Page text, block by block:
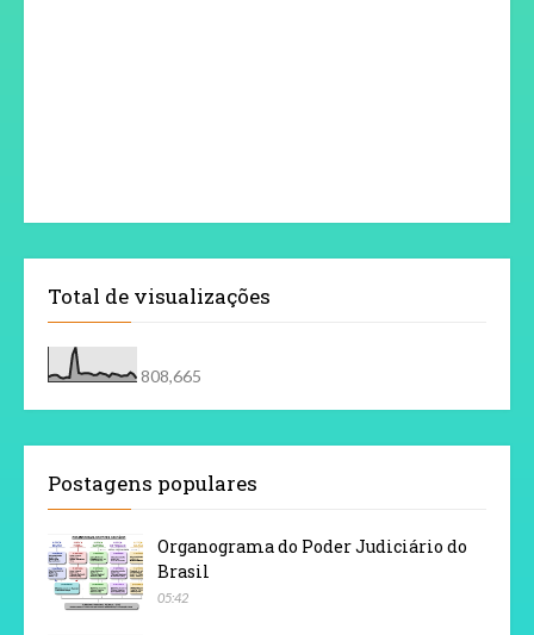
Total de visualizações
808,665
Postagens populares
Organograma do Poder Judiciário do
Brasil
05:42